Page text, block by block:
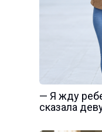
— Я жду
сказала